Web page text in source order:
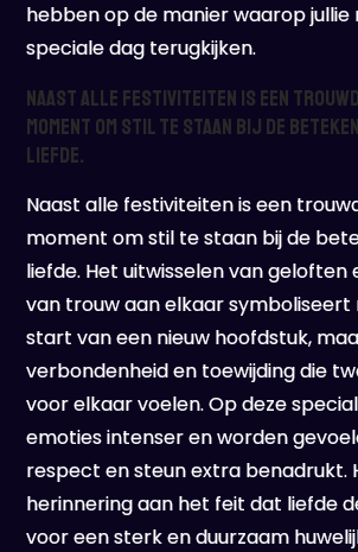
hebben op de manier waarop jullie
speciale dag terugkijken.
Naast alle festiviteiten is een
moment om stil te staan bij de
liefde.
Naast alle festiviteiten is een
moment om stil te staan bij de
liefde. Het uitwisselen van geloften
van trouw aan elkaar symboliseert
start van een nieuw hoofdstuk,
verbondenheid en toewijding die
voor elkaar voelen. Op deze
emoties intenser en worden
respect en steun extra benadrukt.
herinnering aan het feit dat liefde
voor een sterk en duurzaam